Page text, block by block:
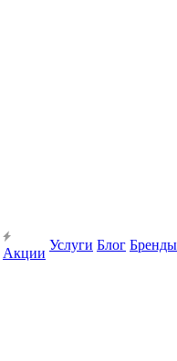
Акции
Услуги Блог Бренды